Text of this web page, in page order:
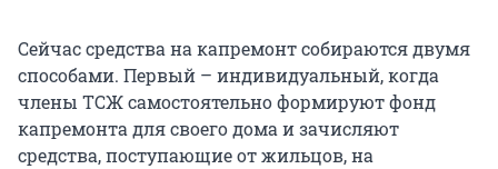
Сейчас средства на капремонт собираются двумя
способами. Первый – индивидуальный, когда
члены ТСЖ самостоятельно формируют фонд
капремонта для своего дома и зачисляют
средства, поступающие от жильцов, на